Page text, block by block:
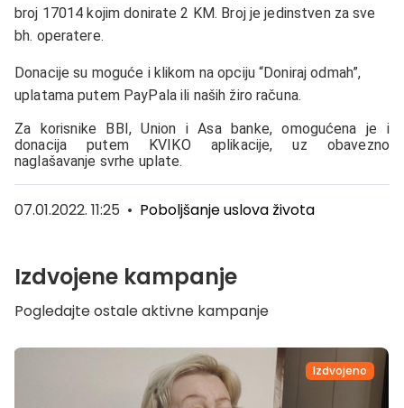
broj 17014 kojim donirate 2 KM. Broj je jedinstven za sve
bh. operatere.
Donacije su moguće i klikom na opciju “Doniraj odmah”,
uplatama putem PayPala ili naših žiro računa.
Za korisnike BBI, Union i Asa banke, omogućena je i
donacija putem KVIKO aplikacije, uz obavezno
naglašavanje svrhe uplate.
07.01.2022. 11:25 • Poboljšanje uslova života
Izdvojene kampanje
Pogledajte ostale aktivne kampanje
Izdvojeno